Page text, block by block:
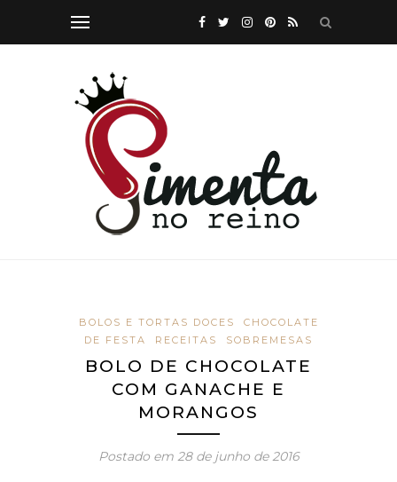
BOLOS E TORTAS DOCES
CHOCOLATE
DE FESTA
RECEITAS SOBREMESAS
BOLO DE CHOCOLATE
COM GANACHE E
MORANGOS
Postado em 28 de junho de 2016